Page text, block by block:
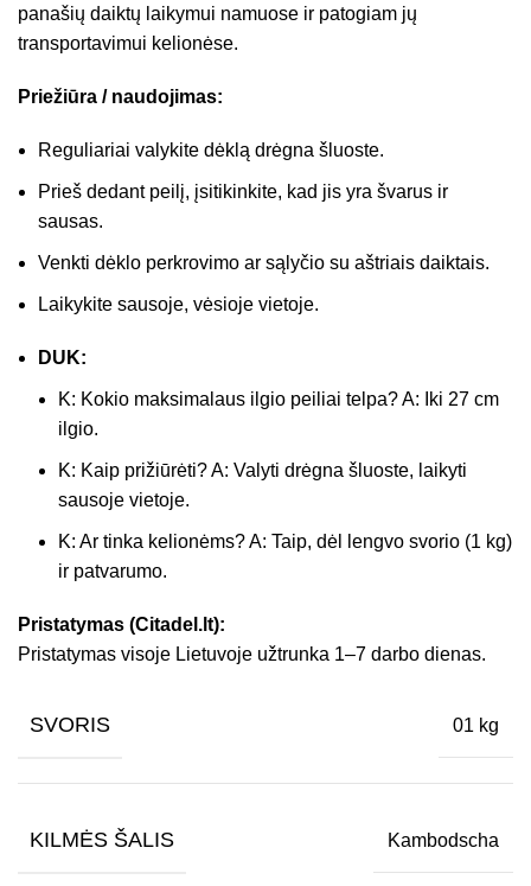
panašių daiktų laikymui namuose ir patogiam jų
transportavimui kelionėse.
Priežiūra / naudojimas:
Reguliariai valykite dėklą drėgna šluoste.
Prieš dedant peilį, įsitikinkite, kad jis yra švarus ir
sausas.
Venkti dėklo perkrovimo ar sąlyčio su aštriais daiktais.
Laikykite sausoje, vėsioje vietoje.
DUK:
K: Kokio maksimalaus ilgio peiliai telpa? A: Iki 27 cm
ilgio.
K: Kaip prižiūrėti? A: Valyti drėgna šluoste, laikyti
sausoje vietoje.
K: Ar tinka kelionėms? A: Taip, dėl lengvo svorio (1 kg)
ir patvarumo.
Pristatymas (Citadel.lt):
Pristatymas visoje Lietuvoje užtrunka 1–7 darbo dienas.
SVORIS 01 kg
KILMĖS ŠALIS Kambodscha